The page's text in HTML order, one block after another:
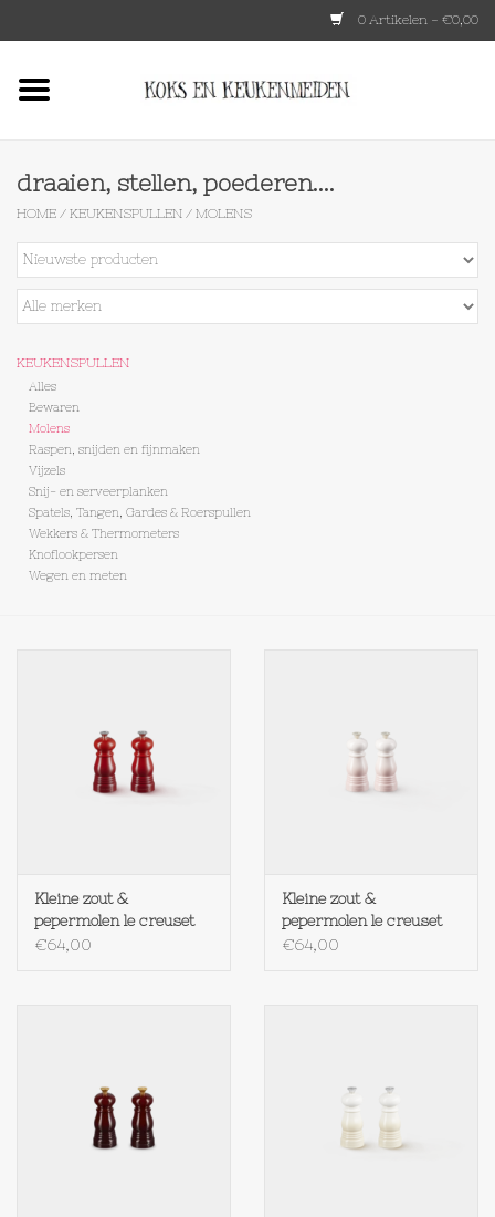
0 Artikelen - €0,00
Tokyo design
Lenta Living
OXO
Koken
Op Tafel
Keukenspullen
draaien, stellen, poederen....
HOME / KEUKENSPULLEN / MOLENS
KEUKENSPULLEN
Alles
Bewaren
Molens
Raspen, snijden en fijnmaken
Vijzels
Snij- en serveerplanken
Spatels, Tangen, Gardes & Roerspullen
Wekkers & Thermometers
Knoflookpersen
Wegen en meten
Kleine zout &
pepermolen le creuset
CERISE
€64,00
Kleine zout &
pepermolen le creuset
SHELL PINK
€64,00